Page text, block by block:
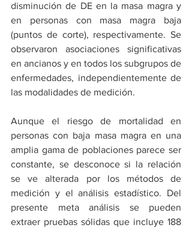
disminución de DE en la masa magra y
en personas con masa magra baja
(puntos de corte), respectivamente. Se
observaron asociaciones significativas
en ancianos y en todos los subgrupos de
enfermedades, independientemente de
las modalidades de medición.
Aunque el riesgo de mortalidad en
personas con baja masa magra en una
amplia gama de poblaciones parece ser
constante, se desconoce si la relación
se ve alterada por los métodos de
medición y el análisis estadístico. Del
presente meta análisis se pueden
extraer pruebas sólidas que incluye 188